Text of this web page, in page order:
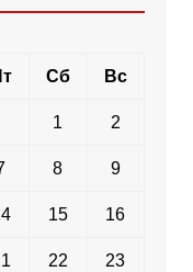
Сб Вс
1 2
8 9
15 16
22 23